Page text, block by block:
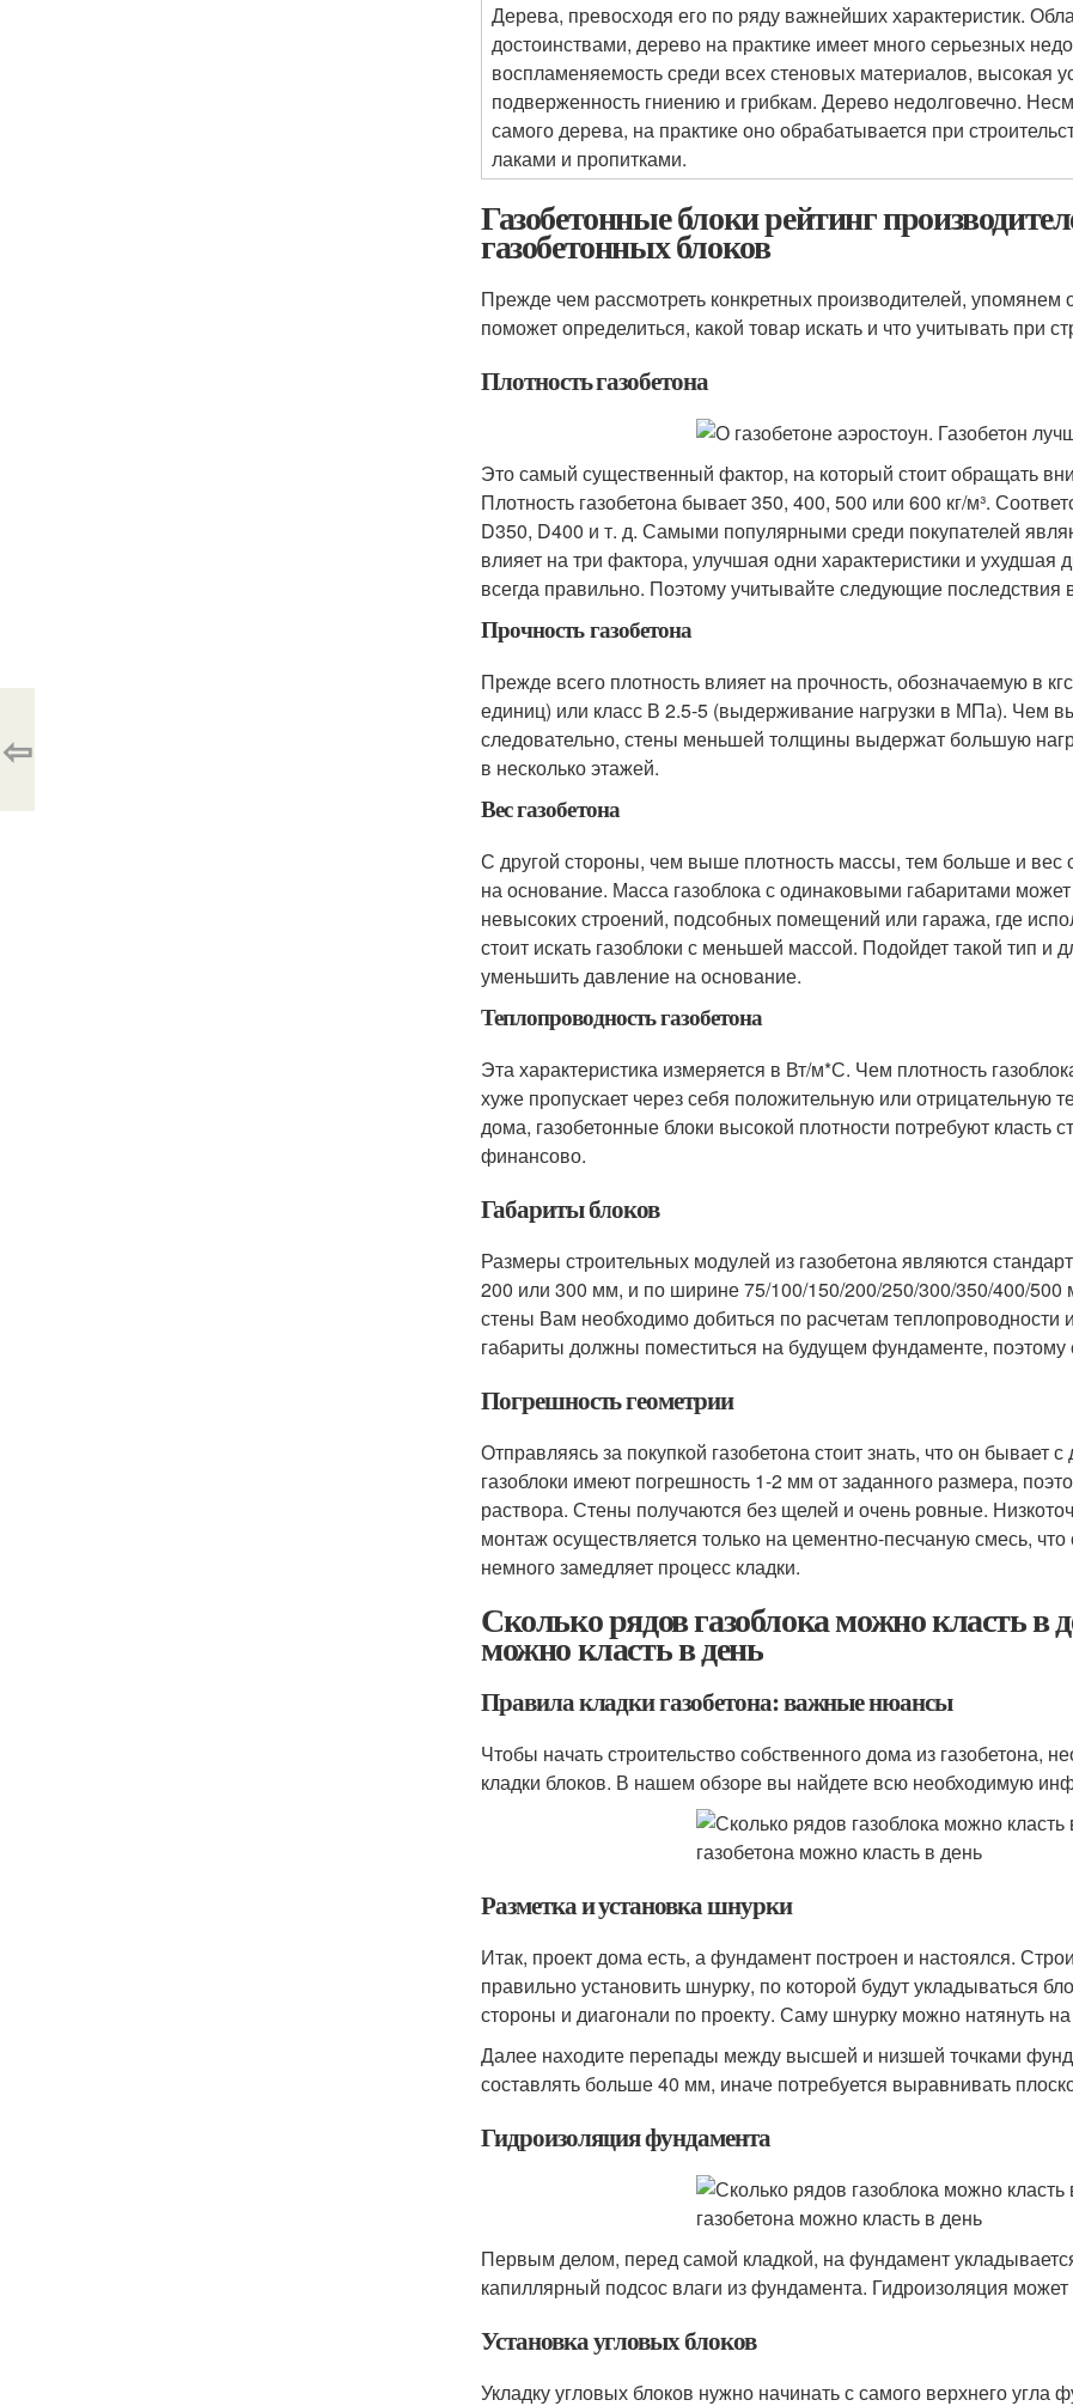
Дерева, превосходя его по ряду важнейших характеристик.
достоинствами, дерево на практике имеет много серьезных
воспламеняемость среди всех стеновых материалов, высокая
подверженность гниению и грибкам. Дерево недолговечно.
самого дерева, на практике оно обрабатывается при
лаками и пропитками.
Газобетонные блоки рейтинг
газобетонных блоков
Прежде чем рассмотреть конкретных производителей,
поможет определиться, какой товар искать и что учитывать при
Плотность газобетона
Это самый существенный фактор, на который стоит обращать
Плотность газобетона бывает 350, 400, 500 или 600 кг/м³.
D350, D400 и т. д. Самыми популярными среди покупателей
влияет на три фактора, улучшая одни характеристики и
всегда правильно. Поэтому учитывайте следующие последствия
Прочность газобетона
Прежде всего плотность влияет на прочность, обозначаемую в
единиц) или класс В 2.5-5 (выдерживание нагрузки в МПа). Чем
следовательно, стены меньшей толщины выдержат большую
в несколько этажей.
Вес газобетона
С другой стороны, чем выше плотность массы, тем больше и вес
на основание. Масса газоблока с одинаковыми габаритами
невысоких строений, подсобных помещений или гаража, где
стоит искать газоблоки с меньшей массой. Подойдет такой тип и
уменьшить давление на основание.
Теплопроводность газобетона
Эта характеристика измеряется в Вт/м*С. Чем плотность
хуже пропускает через себя положительную или отрицательную
дома, газобетонные блоки высокой плотности потребуют
финансово.
Габариты блоков
Размеры строительных модулей из газобетона являются
200 или 300 мм, и по ширине 75/100/150/200/250/300/350/400/
стены Вам необходимо добиться по расчетам
габариты должны поместиться на будущем фундаменте, поэтому
Погрешность геометрии
Отправляясь за покупкой газобетона стоит знать, что он
газоблоки имеют погрешность 1-2 мм от заданного размера,
раствора. Стены получаются без щелей и очень ровные.
монтаж осуществляется только на цементно-песчаную смесь,
немного замедляет процесс кладки.
Сколько рядов газоблока можно класть в
можно класть в день
Правила кладки газобетона: важные нюансы
Чтобы начать строительство собственного дома из газобетона,
кладки блоков. В нашем обзоре вы найдете всю необходимую
Разметка и установка шнурки
Итак, проект дома есть, а фундамент построен и настоялся.
правильно установить шнурку, по которой будут укладываться
стороны и диагонали по проекту. Саму шнурку можно натянуть
Далее находите перепады между высшей и низшей точками
составлять больше 40 мм, иначе потребуется выравнивать
Гидроизоляция фундамента
Первым делом, перед самой кладкой, на фундамент
капиллярный подсос влаги из фундамента. Гидроизоляция
Установка угловых блоков
Укладку угловых блоков нужно начинать с самого верхнего угла
⇦